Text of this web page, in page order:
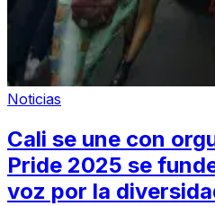
Noticias
Cali se une con
Pride 2025 se
voz por la